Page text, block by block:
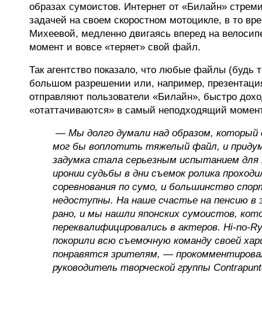
образах сумоистов. Интернет от «Билайн»
задачей на своем скоростном мотоцикле, в то
Михеевой, медленно двигаясь вперед на
момент и вовсе «теряет» свой файл.
Так агентство показало, что любые файлы (будь
большом разрешении или, например,
отправляют пользователи «Билайн», быстро
«отаттачиваются» в самый неподходящий
— Мы долго думали над образом, который
мог бы воплотить тяжелый файл, и
задумка стала серьезным испытанием для
иронии судьбы в дни съемок ролика
соревнования по сумо, и большинство
недоступны. На наше счастье на пенсию
рано, и мы нашли японских сумоистов,
переквалифицировались в актеров. Hi-no-
покорили всю съемочную команду своей
понравятся зрителям, —
руководитель творческой группы